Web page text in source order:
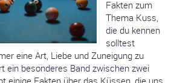
Fakten zum
Thema Kuss,
die du kennen
solltest
eine Art, Liebe und Zuneigung zu
ein besonderes Band zwischen zwei
einige Fakten über das Küssen, die uns